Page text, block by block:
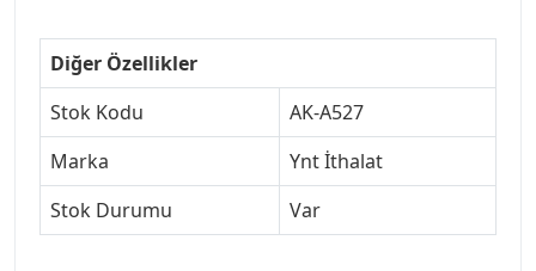
Diğer Özellikler
Stok Kodu
AK-A527
Marka
Ynt İthalat
Stok Durumu
Var